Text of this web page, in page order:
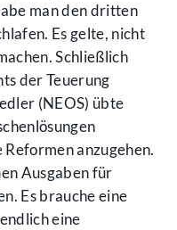
man den dritten
Es gelte, nicht
Schließlich
der Teuerung
(NEOS) übte
anzugehen.
Ausgaben für
Es brauche eine
eine